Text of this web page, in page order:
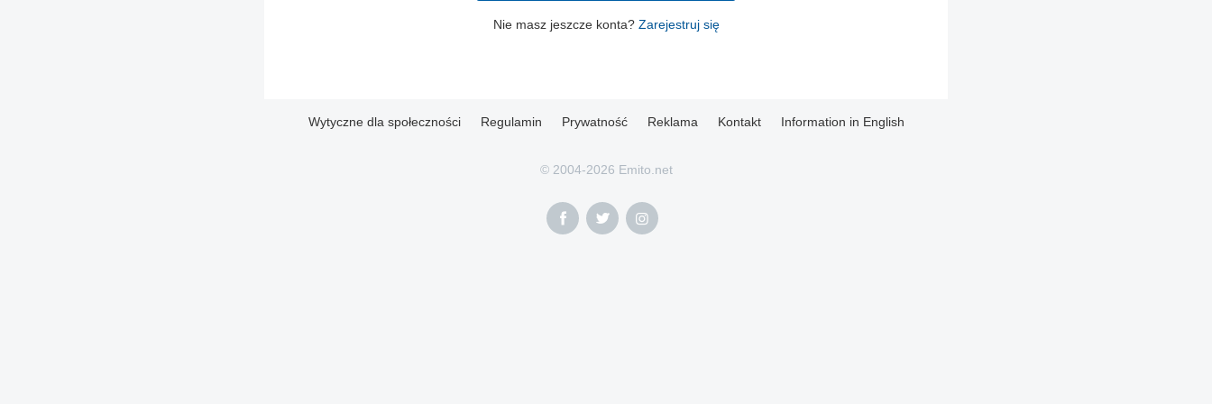
Nie masz jeszcze konta? Zarejestruj się
Wytyczne dla społeczności Regulamin Prywatność Reklama Kontakt Information in English
© 2004-2026 Emito.net